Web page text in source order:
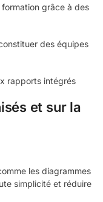
grâce à des
des équipes
rapports intégrés
et sur la
les diagrammes
simplicité et réduire